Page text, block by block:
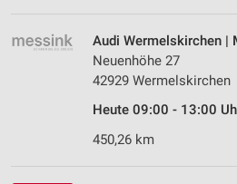
Audi Wermelskirchen |
Neuenhöhe 27
42929 Wermelskirchen
Heute 09:00 - 13:00
450,26 km